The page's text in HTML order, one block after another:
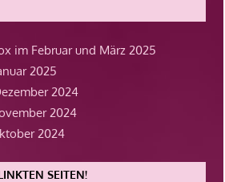
im Februar und März 2025
2025
2024
2024
2024
SEITEN!